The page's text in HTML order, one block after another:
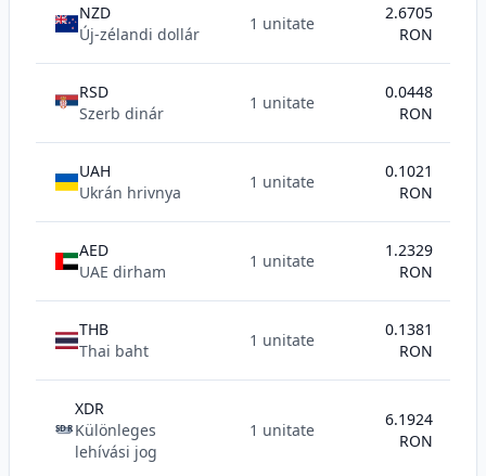
NZD
Új-zélandi dollár
1 unitate
2.6705
RON
RSD
Szerb dinár
1 unitate
0.0448
RON
UAH
Ukrán hrivnya
1 unitate
0.1021
RON
AED
UAE dirham
1 unitate
1.2329
RON
THB
Thai baht
1 unitate
0.1381
RON
SDR
XDR
Különleges
lehívási jog
1 unitate
6.1924
RON